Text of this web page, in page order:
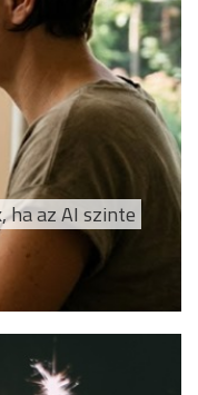
ha az AI szinte